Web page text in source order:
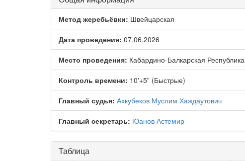
Метод жеребьёвки: Швейцарская
Дата проведения: 07.06.2026
Место проведения: Кабардино-Балкарская Республика
Контроль времени: 10'+5" (Быстрые)
Главный судья: Ахкубеков Муслим Хаждаутович
Главный секретарь: Юанов Астемир
Таблица